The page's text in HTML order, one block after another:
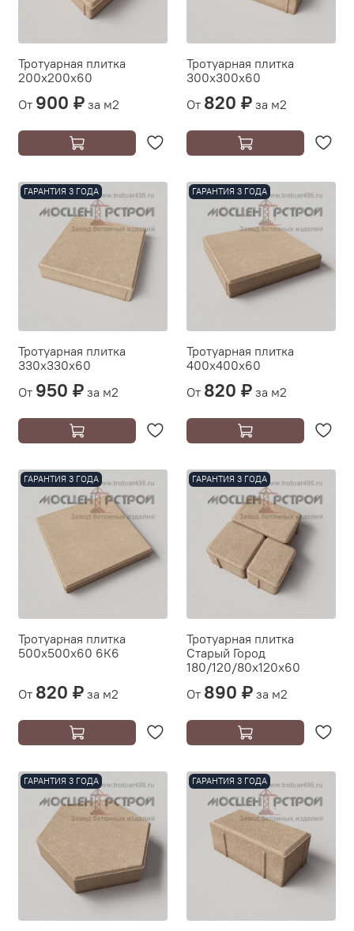
Тротуарная плитка
200х200х60
От 900 ₽ за м2
Тротуарная плитка
300х300х60
От 820 ₽ за м2
ГАРАНТИЯ 3 ГОДА
Тротуарная плитка
330х330х60
От 950 ₽ за м2
ГАРАНТИЯ 3 ГОДА
Тротуарная плитка
400х400х60
От 820 ₽ за м2
ГАРАНТИЯ 3 ГОДА
Тротуарная плитка
500х500х60 6К6
От 820 ₽ за м2
ГАРАНТИЯ 3 ГОДА
Тротуарная плитка
Старый Город
180/120/80х120х60
От 890 ₽ за м2
ГАРАНТИЯ 3 ГОДА ГАРАНТИЯ 3 ГОДА